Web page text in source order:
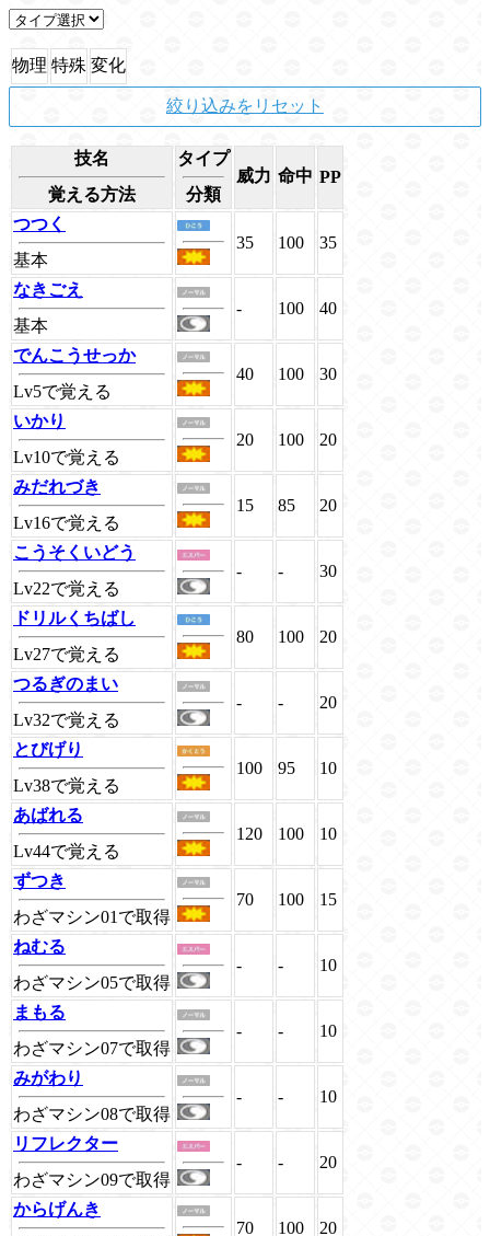
物理 特殊 変化
絞り込みをリセット
技名
覚える方法
タイプ
分類
威力 命中 PP
つつく
基本
35 100 35
なきごえ
基本
- 100 40
でんこうせっか
Lv5で覚える
40 100 30
いかり
Lv10で覚える
20 100 20
みだれづき
Lv16で覚える
15 85 20
こうそくいどう
Lv22で覚える
- - 30
ドリルくちばし
Lv27で覚える
80 100 20
つるぎのまい
Lv32で覚える
- - 20
とびげり
Lv38で覚える
100 95 10
あばれる
Lv44で覚える
120 100 10
ずつき
わざマシン01で取得
70 100 15
ねむる
わざマシン05で取得
- - 10
まもる
わざマシン07で取得
- - 10
みがわり
わざマシン08で取得
- - 10
リフレクター
わざマシン09で取得
- - 20
からげんき
70 100 20